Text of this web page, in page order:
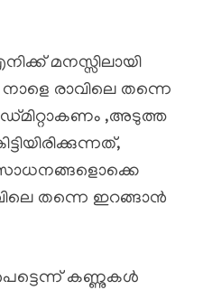
മനസ്സിലായി
നാളെ രാവിലെ തന്നെ
,അടുത്ത
തന്നെ ഇറങ്ങാൻ
കണ്ണുകൾ